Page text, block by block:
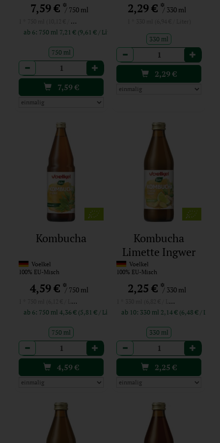
7,59 €*/ 750 ml
1 * 750 ml (10,12 € / Liter)
ab 6: 750 ml 7,21 € (9,61 € / Liter)
750 ml
Anzahl
7,59€
2,29 € */ 330 ml
330 ml
Anzahl
2,29€
Kombucha
Voelkel
100% EU-Misch
4,59 € */ 750 ml
1 * 750 ml (6,12 € / Liter)
ab 6: 750 ml 4,36 € (5,81 € / Liter)
750 ml
Anzahl
4,59€
Kombucha
Limette Ingwer
Voelkel
100% EU-Misch
2,25 € */ 330 ml
1 * 330 ml (6,82 € / Liter)
ab 10: 330 ml 2,14 € (6,48 € / Liter)
330 ml
Anzahl
2,25€